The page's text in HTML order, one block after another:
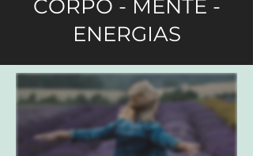
CORPO - MENTE -
ENERGIAS